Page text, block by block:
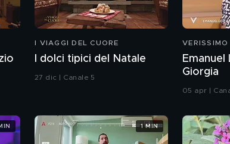
I VIAGGI DEL CUORE
I dolci tipici del Natale
27 dic | Canale 5
VERISSIMO
Giorgia
05 apr |
1 MIN